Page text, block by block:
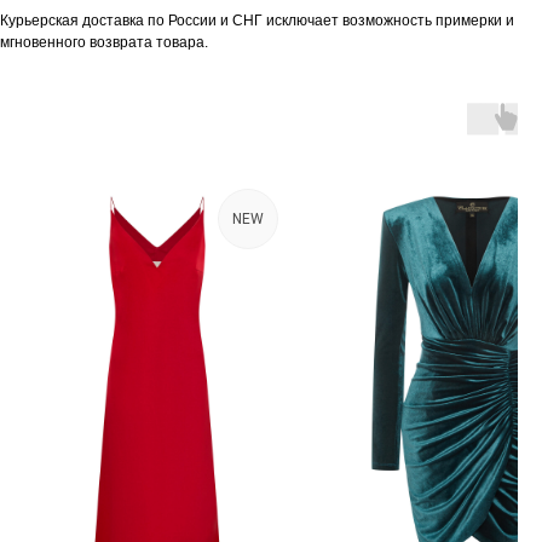
Курьерская доставка по России и СНГ исключает возможность примерки и
мгновенного возврата товара.
NEW